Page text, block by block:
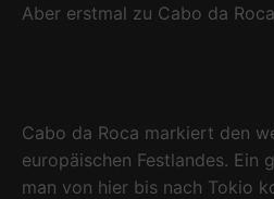
Aber erstmal zu Cabo da
Cabo da Roca markiert den
europäischen Festlandes. Ein
man von hier bis nach Tokio